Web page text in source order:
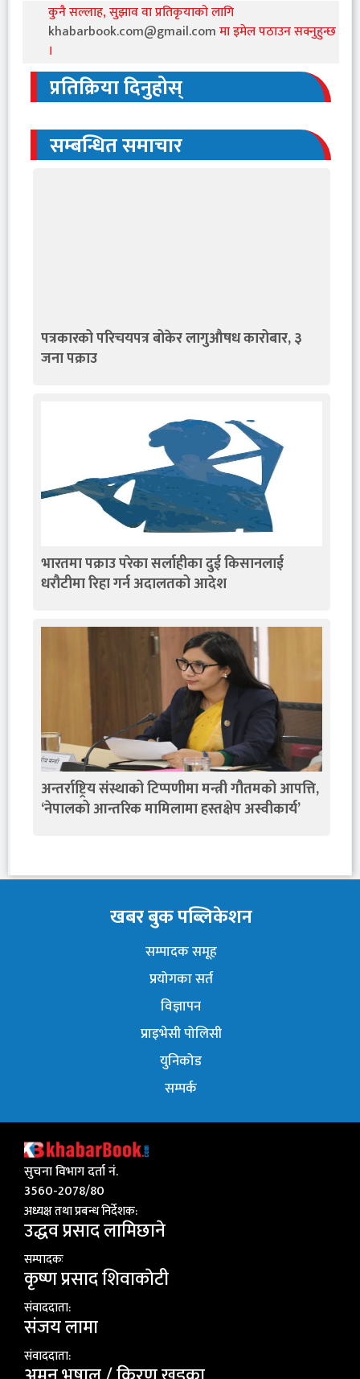
कुनै सल्लाह, सुझाव वा प्रतिकृयाको लागि
khabarbook.com@gmail.comमा इमेल पठाउन सक्नुहुन्छ
।
प्रतिक्रिया दिनुहोस्
सम्बन्धित समाचार
पत्रकारको परिचयपत्र बोकेर लागुऔषध कारोबार, ३
जना पक्राउ
भारतमा पक्राउ परेका सर्लाहीका दुई किसानलाई
धरौटीमा रिहा गर्न अदालतको आदेश
अन्तर्राष्ट्रिय संस्थाको टिप्पणीमा मन्त्री गौतमको आपत्ति,
‘नेपालको आन्तरिक मामिलामा हस्तक्षेप अस्वीकार्य’
खबर बुक पब्लिकेशन
सम्पादक समूह
प्रयोगका सर्त
विज्ञापन
प्राइभेसी पोलिसी
युनिकोड
सम्पर्क
सुचना विभाग दर्ता नं.
3560-2078/80
अध्यक्ष तथा प्रबन्ध निर्देशक:
उद्धव प्रसाद लामिछाने
सम्पादकः
कृष्ण प्रसाद शिवाकाेटी
संवाददाता:
संजय लामा
संवाददाता: